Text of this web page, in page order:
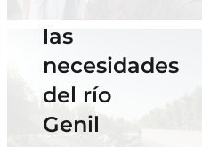
las
necesidades
del río
Genil
concurso
del
Instituto
Cervantes
de Praga